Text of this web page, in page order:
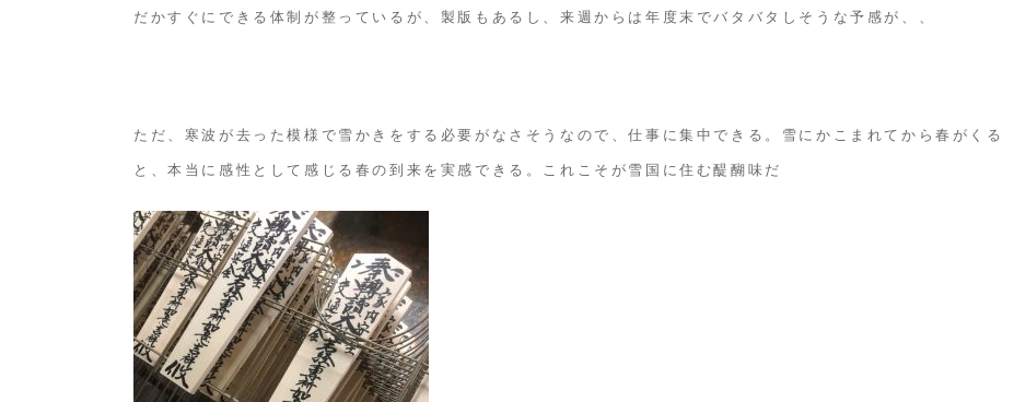
だかすぐにできる体制が整っているが、製版もあるし、来週からは年度末でバタバタしそうな予感が、、
ただ、寒波が去った模様で雪かきをする必要がなさそうなので、仕事に集中できる。雪にかこまれてから春がくる
と、本当に感性として感じる春の到来を実感できる。これこそが雪国に住む醍醐味だ